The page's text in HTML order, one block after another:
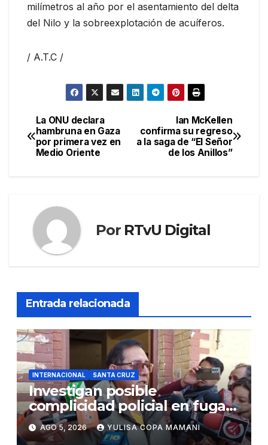
milímetros al año por el asentamiento del delta
del Nilo y la sobreexplotación de acuíferos.
/ A.T.C /
Navegación
de
Ian McKellen
confirma su regreso
a la saga de “El Señor
de los Anillos”
La ONU declara
hambruna en Gaza
por primera vez en
Medio Oriente
Por RTvU Digital
Entrada relacionada
INTERNACIONAL SANTA CRUZ
Investigan posible
complicidad policial en fuga
de dos reos brasileños de
Palmasola
AGO 5, 2026 YULISA COPA MAMANI